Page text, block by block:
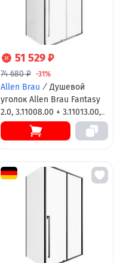
51 529 ₽
74 680 ₽ -31%
Allen Brau / Душевой
уголок Allen Brau Fantasy
2.0, 3.11008.00 + 3.11013.00,
140 х 90 см, стекло
прозрачное, профиль хром